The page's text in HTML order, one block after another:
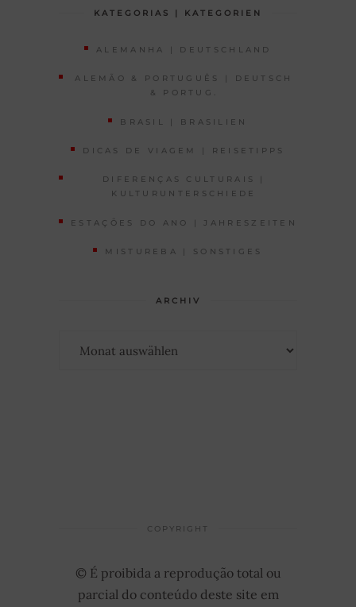
KATEGORIAS | KATEGORIEN
ALEMANHA | DEUTSCHLAND
ALEMÃO & PORTUGUÊS | DEUTSCH
& PORTUG.
BRASIL | BRASILIEN
DICAS DE VIAGEM | REISETIPPS
DIFERENÇAS CULTURAIS |
KULTURUNTERSCHIEDE
ESTAÇÕES DO ANO | JAHRESZEITEN
MISTUREBA | SONSTIGES
ARCHIV
COPYRIGHT
© É proibida a reprodução total ou
parcial do conteúdo deste site em